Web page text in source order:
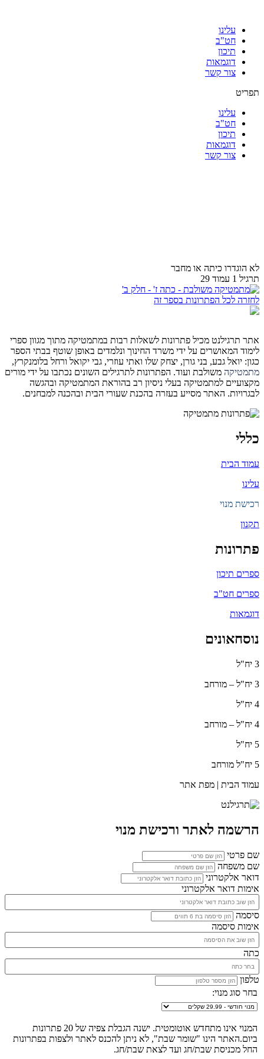
עלינו
חט"ב
תיכון
דוגמאות
צור קשר
תפריט
עלינו
חט"ב
תיכון
דוגמאות
צור קשר
לא הוגדרו כיתה או מחבר
תרגיל 1 עמוד 29
לחזרה לכל הפתרונות בספר זה
אתר תרגילנט מכיל פתרונות לשאלות רבות במתמטיקה מתוך מגוון ספרי
לימוד המאושרים על ידי משרד החינוך ונלמדים באופן שוטף בבתי הספר
כגון: יואל גבע, בני גורן, יצחק שלו ואתי עוזרי, גבי יקואל ורחל בלומנקרץ,
מתמטיקה משולבת ועוד. הפתרונות לתרגילים השונים נכתבו על ידי מורים
מקצועיים למתמטיקה בעלי ניסיון רב בהוראת המתמטיקה ובהגשה
לבגרויות. האתר מסייע בעזרה בהכנת שעורי הבית ובהכנה למבחנים.
כללי
עמוד הבית
עלינו
רכישת מנוי
תקנון
פתרונות
ספרים תיכון
ספרים חט"ב
דוגמאות
נוסחאונים
3 יח"ל
3 יח"ל – מורחב
4 יח"ל
4 יח"ל – מורחב
5 יח"ל
5 יח"ל מורחב
עמוד הבית | מפת אתר
הרשמה לאתר ורכישת מנוי
שם פרטי
שם משפחה
דואר אלקטרוני
אימות דואר אלקטרוני
סיסמה
אימות סיסמה
כתה
טלפון
בחר סוג מנוי:
המנוי אינו מתחדש אוטומטית. ישנה הגבלת צפיה של 20 פתרונות
ביום.האתר הינו "שומר שבת", לא ניתן להכנס לאתר ולצפות בפתרונות
החל מכניסת שבת/חג ועד לצאת שבת/חג.